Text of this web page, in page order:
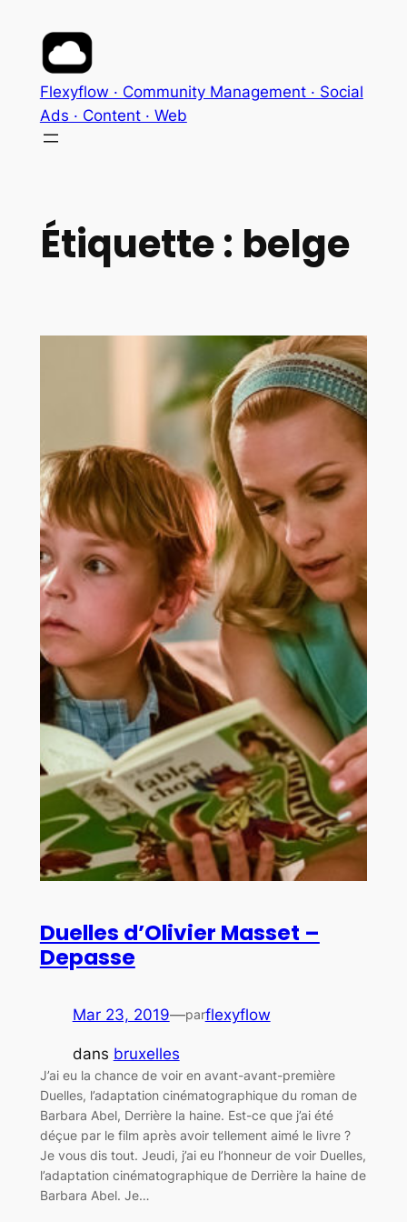
contenu
Flexyflow · Community Management · Social
Ads · Content · Web
Étiquette : belge
Duelles d’Olivier Masset –
Depasse
Mar 23, 2019—parflexyflow
dans bruxelles
J’ai eu la chance de voir en avant-avant-première
Duelles, l’adaptation cinématographique du roman de
Barbara Abel, Derrière la haine. Est-ce que j’ai été
déçue par le film après avoir tellement aimé le livre ?
Je vous dis tout. Jeudi, j’ai eu l’honneur de voir Duelles,
l’adaptation cinématographique de Derrière la haine de
Barbara Abel. Je…